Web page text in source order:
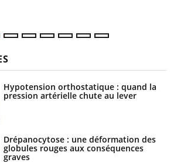
Hypotension orthostatique : quand la
pression artérielle chute au lever
Drépanocytose : une déformation des
globules rouges aux conséquences
graves